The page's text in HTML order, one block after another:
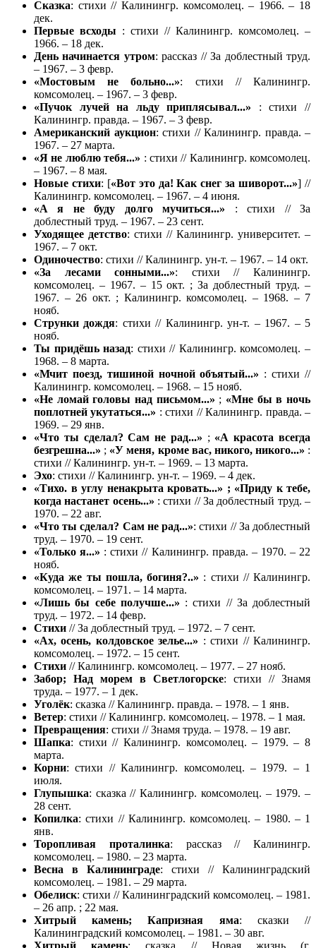
Сказка: стихи // Калинингр. комсомолец. – 1966. – 18
дек.
Первые всходы : стихи // Калинингр. комсомолец. –
1966. – 18 дек.
День начинается утром: рассказ // За доблестный труд.
– 1967. – 3 февр.
«Мостовым не больно...»: стихи // Калинингр.
комсомолец. – 1967. – 3 февр.
«Пучок лучей на льду приплясывал...» : стихи //
Калинингр. правда. – 1967. – 3 февр.
Американский аукцион: стихи // Калинингр. правда. –
1967. – 27 марта.
«Я не люблю тебя...» : стихи // Калинингр. комсомолец.
– 1967. – 8 мая.
Новые стихи: [«Вот это да! Как снег за шиворот...»] //
Калинингр. комсомолец. – 1967. – 4 июня.
«А я не буду долго мучиться...» : стихи // За
доблестный труд. – 1967. – 23 сент.
Уходящее детство: стихи // Калинингр. университет. –
1967. – 7 окт.
Одиночество: стихи // Калинингр. ун-т. – 1967. – 14 окт.
«За лесами сонными...»: стихи // Калинингр.
комсомолец. – 1967. – 15 окт. ; За доблестный труд. –
1967. – 26 окт. ; Калинингр. комсомолец. – 1968. – 7
нояб.
Струнки дождя: стихи // Калинингр. ун-т. – 1967. – 5
нояб.
Ты придёшь назад: стихи // Калинингр. комсомолец. –
1968. – 8 марта.
«Мчит поезд, тишиной ночной объятый...» : стихи //
Калинингр. комсомолец. – 1968. – 15 нояб.
«Не ломай головы над письмом...» ; «Мне бы в ночь
поплотней укутаться...» : стихи // Калинингр. правда. –
1969. – 29 янв.
«Что ты сделал? Сам не рад...» ; «А красота всегда
безгрешна...» ; «У меня, кроме вас, никого, никого...» :
стихи // Калинингр. ун-т. – 1969. – 13 марта.
Эхо: стихи // Калинингр. ун-т. – 1969. – 4 дек.
«Тихо. в углу ненакрыта кровать...» ; «Приду к тебе,
когда настанет осень...» : стихи // За доблестный труд. –
1970. – 22 авг.
«Что ты сделал? Сам не рад...»: стихи // За доблестный
труд. – 1970. – 19 сент.
«Только я...» : стихи // Калинингр. правда. – 1970. – 22
нояб.
«Куда же ты пошла, богиня?..» : стихи // Калинингр.
комсомолец. – 1971. – 14 марта.
«Лишь бы себе получше...» : стихи // За доблестный
труд. – 1972. – 14 февр.
Стихи // За доблестный труд. – 1972. – 7 сент.
«Ах, осень, колдовское зелье...» : стихи // Калинингр.
комсомолец. – 1972. – 15 сент.
Стихи // Калинингр. комсомолец. – 1977. – 27 нояб.
Забор; Над морем в Светлогорске: стихи // Знамя
труда. – 1977. – 1 дек.
Уголёк: сказка // Калинингр. правда. – 1978. – 1 янв.
Ветер: стихи // Калинингр. комсомолец. – 1978. – 1 мая.
Превращения: стихи // Знамя труда. – 1978. – 19 авг.
Шапка: стихи // Калинингр. комсомолец. – 1979. – 8
марта.
Корни: стихи // Калинингр. комсомолец. – 1979. – 1
июля.
Глупышка: сказка // Калинингр. комсомолец. – 1979. –
28 сент.
Копилка: стихи // Калинингр. комсомолец. – 1980. – 1
янв.
Торопливая проталинка: рассказ // Калинингр.
комсомолец. – 1980. – 23 марта.
Весна в Калининграде: стихи // Калининградский
комсомолец. – 1981. – 29 марта.
Обелиск: стихи // Калининградский комсомолец. – 1981.
– 26 апр. ; 22 мая.
Хитрый камень; Капризная яма: сказки //
Калининградский комсомолец. – 1981. – 30 авг.
Хитрый камень: сказка // Новая жизнь (г.